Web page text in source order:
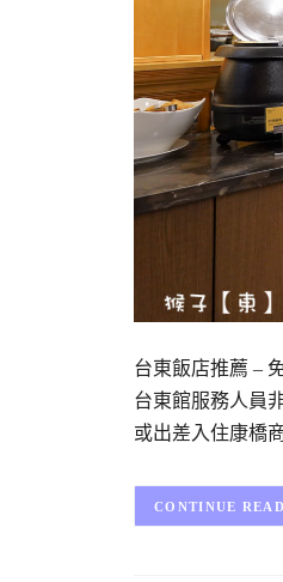
台東飯店推薦 –
台東館服務人員
或出差入住康橋
CONTINUE